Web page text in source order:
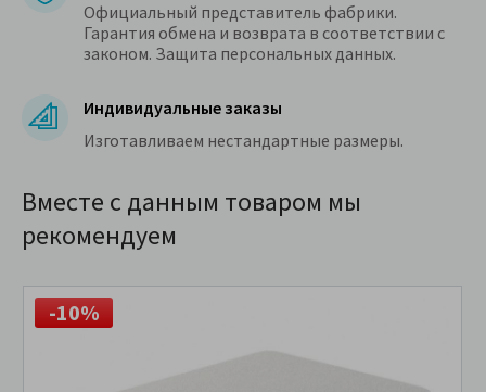
Официальный представитель фабрики.
Гарантия обмена и возврата в соответствии с
законом. Защита персональных данных.
Индивидуальные заказы
Изготавливаем нестандартные размеры.
Вместе с данным товаром мы
рекомендуем
-10%